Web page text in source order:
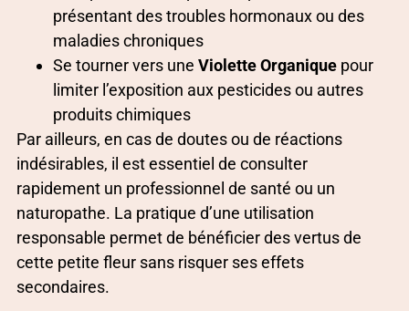
présentant des troubles hormonaux ou des
maladies chroniques
Se tourner vers une Violette Organique pour
limiter l’exposition aux pesticides ou autres
produits chimiques
Par ailleurs, en cas de doutes ou de réactions
indésirables, il est essentiel de consulter
rapidement un professionnel de santé ou un
naturopathe. La pratique d’une utilisation
responsable permet de bénéficier des vertus de
cette petite fleur sans risquer ses effets
secondaires.